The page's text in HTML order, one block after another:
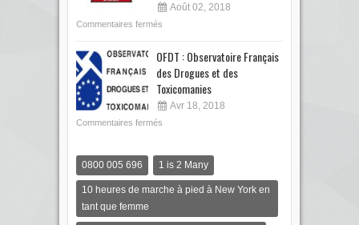
Août 02, 2018
Commentaires fermés
OFDT : Observatoire Français
des Drogues et des
Toxicomanies
Avr 18, 2018
Commentaires fermés
0800 005 696 1 is 2 Many
10 heures de marche à pied à New York en
tant que femme